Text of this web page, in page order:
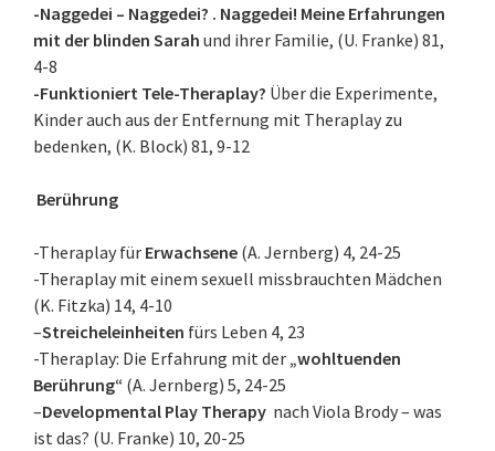
-Naggedei – Naggedei? . Naggedei! Meine Erfahrungen
mit der blinden Sarah und ihrer Familie, (U. Franke) 81,
4-8
-Funktioniert Tele-Theraplay? Über die Experimente,
Kinder auch aus der Entfernung mit Theraplay zu
bedenken, (K. Block) 81, 9-12
Berührung
-Theraplay für Erwachsene (A. Jernberg) 4, 24-25
-Theraplay mit einem sexuell missbrauchten Mädchen
(K. Fitzka) 14, 4-10
–Streicheleinheiten fürs Leben 4, 23
-Theraplay: Die Erfahrung mit der „wohltuenden
Berührung“ (A. Jernberg) 5, 24-25
–Developmental Play Therapy nach Viola Brody – was
ist das? (U. Franke) 10, 20-25